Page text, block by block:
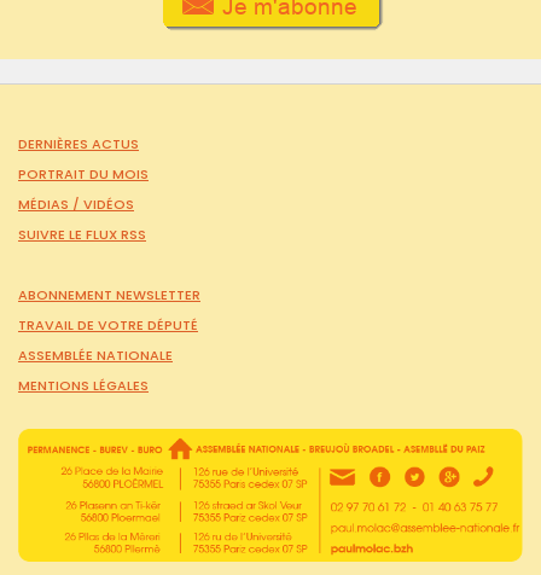
DERNIÈRES ACTUS
PORTRAIT DU MOIS
MÉDIAS / VIDÉOS
SUIVRE LE FLUX RSS
ABONNEMENT NEWSLETTER
TRAVAIL DE VOTRE DÉPUTÉ
ASSEMBLÉE NATIONALE
MENTIONS LÉGALES